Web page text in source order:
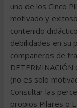
uno de los Cinco
motivado y
contenido
debilidades en su
compañeros de
(no es solo
Consultar las
propios Pilares o